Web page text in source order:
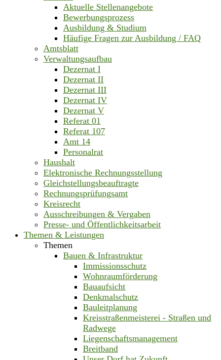
Aktuelle Stellenangebote
Bewerbungsprozess
Ausbildung & Studium
Häufige Fragen zur Ausbildung / FAQ
Amtsblatt
Verwaltungsaufbau
Dezernat I
Dezernat II
Dezernat III
Dezernat IV
Dezernat V
Referat 01
Referat 107
Amt 14
Personalrat
Haushalt
Elektronische Rechnungsstellung
Gleichstellungsbeauftragte
Rechnungsprüfungsamt
Kreisrecht
Ausschreibungen & Vergaben
Presse- und Öffentlichkeitsarbeit
Themen & Leistungen
Themen
Bauen & Infrastruktur
Immissionsschutz
Wohnraumförderung
Bauaufsicht
Denkmalschutz
Bauleitplanung
Kreisstraßenmeisterei - Straßen und
Radwege
Liegenschaftsmanagement
Breitband